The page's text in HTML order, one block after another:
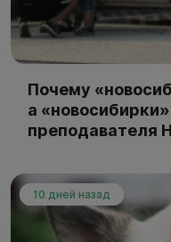
Почему
а
преподавателя
10 дней назад